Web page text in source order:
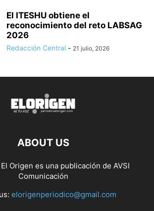
El ITESHU obtiene el
reconocimiento del reto LABSAG
2026
Redacción Central - 21 julio, 2026
ABOUT US
Origen es una publicación de AVSI
Comunicación
elorigenperiodico@gmail.com